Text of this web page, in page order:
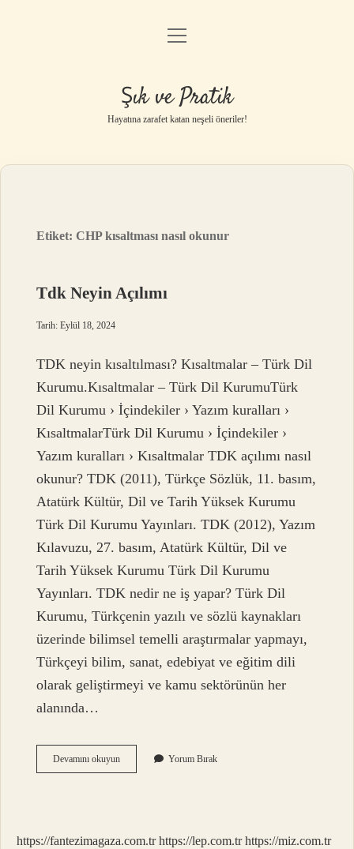
Anasayfa
Yasal Uyarı
menüyü
Şık ve Pratik
Hayatına zarafet katan neşeli öneriler!
Etiket:CHP kısaltması nasıl okunur
Tdk Neyin Açılımı
Tarih: Eylül 18, 2024
TDK neyin kısaltılması? Kısaltmalar – Türk Dil
Kurumu.Kısaltmalar – Türk Dil KurumuTürk
Dil Kurumu › İçindekiler › Yazım kuralları ›
KısaltmalarTürk Dil Kurumu › İçindekiler ›
Yazım kuralları › Kısaltmalar TDK açılımı nasıl
okunur? TDK (2011), Türkçe Sözlük, 11. basım,
Atatürk Kültür, Dil ve Tarih Yüksek Kurumu
Türk Dil Kurumu Yayınları. TDK (2012), Yazım
Kılavuzu, 27. basım, Atatürk Kültür, Dil ve
Tarih Yüksek Kurumu Türk Dil Kurumu
Yayınları. TDK nedir ne iş yapar? Türk Dil
Kurumu, Türkçenin yazılı ve sözlü kaynakları
üzerinde bilimsel temelli araştırmalar yapmayı,
Türkçeyi bilim, sanat, edebiyat ve eğitim dili
olarak geliştirmeyi ve kamu sektörünün her
alanında…
Devamını okuyunTdk
Neyin
Yorum Bırak
https://fantezimagaza.com.tr https://lep.com.tr https://miz.com.tr